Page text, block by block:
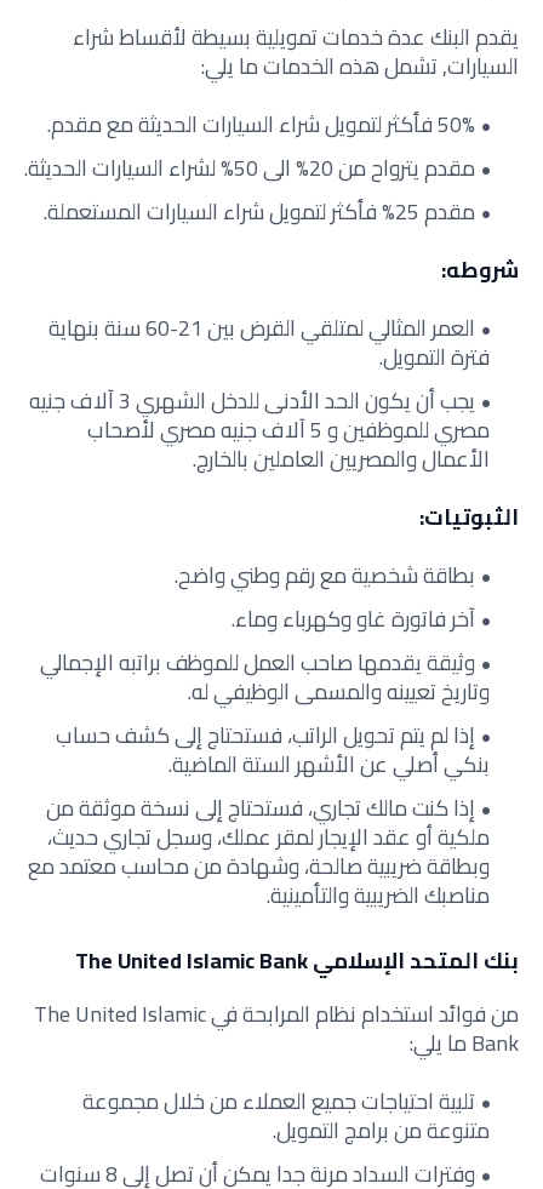
يقدم البنك عدة خدمات تمويلية بسيطة لأقساط شراء
السيارات, تشمل هذه الخدمات ما يلي:
50% فأكثر لتمويل شراء السيارات الحديثة مع مقدم.
مقدم يترواح من 20% الى 50% لشراء السيارات الحديثة.
مقدم 25% فأكثر لتمويل شراء السيارات المستعملة.
شروطه:
العمر المثالي لمتلقي القرض بين 21-60 سنة بنهاية
فترة التمويل.
يجب أن يكون الحد الأدنى للدخل الشهري 3 آلاف جنيه
مصري للموظفين و 5 آلاف جنيه مصري لأصحاب
الأعمال والمصريين العاملين بالخارج.
الثبوتيات:
بطاقة شخصية مع رقم وطني واضح.
آخر فاتورة غاو وكهرباء وماء.
وثيقة يقدمها صاحب العمل للموظف براتبه الإجمالي
وتاريخ تعيينه والمسمى الوظيفي له.
إذا لم يتم تحويل الراتب، فستحتاج إلى كشف حساب
بنكي أصلي عن الأشهر الستة الماضية.
إذا كنت مالك تجاري، فستحتاج إلى نسخة موثقة من
ملكية أو عقد الإيجار لمقر عملك، وسجل تجاري حديث،
وبطاقة ضريبية صالحة، وشهادة من محاسب معتمد مع
مناصبك الضريبية والتأمينية.
بنك المتحد الإسلامي The United Islamic Bank
من فوائد استخدام نظام المرابحة في The United Islamic
Bank ما يلي:
تلبية احتياجات جميع العملاء من خلال مجموعة
متنوعة من برامج التمويل.
وفترات السداد مرنة جدا يمكن أن تصل إلى 8 سنوات